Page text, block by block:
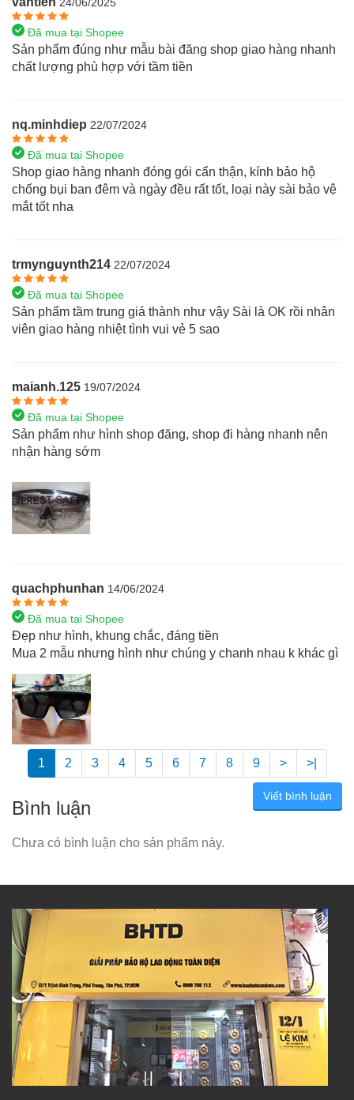
24/06/2025
Đã mua tại Shopee
Sản phẩm đúng như mẫu bài đăng shop giao hàng nhanh
chất lượng phù hợp với tầm tiền
nq.minhdiep 22/07/2024
Đã mua tại Shopee
Shop giao hàng nhanh đóng gói cẩn thận, kính bảo hộ
chống bụi ban đêm và ngày đều rất tốt, loại này sài bảo vệ
mắt tốt nha
trmynguynth214 22/07/2024
Đã mua tại Shopee
Sản phẩm tầm trung giá thành như vậy Sài là OK rồi nhân
viên giao hàng nhiệt tình vui vẻ 5 sao
maianh.125 19/07/2024
Đã mua tại Shopee
Sản phẩm như hình shop đăng, shop đi hàng nhanh nên
nhận hàng sớm
quachphunhan 14/06/2024
Đã mua tại Shopee
Đẹp như hình, khung chắc, đáng tiền
Mua 2 mẫu nhưng hình như chúng y chanh nhau k khác gì
1 2 3 4 5 6 7 8 9 > >|
Viết bình luận
Bình luận
Chưa có bình luận cho sản phẩm này.